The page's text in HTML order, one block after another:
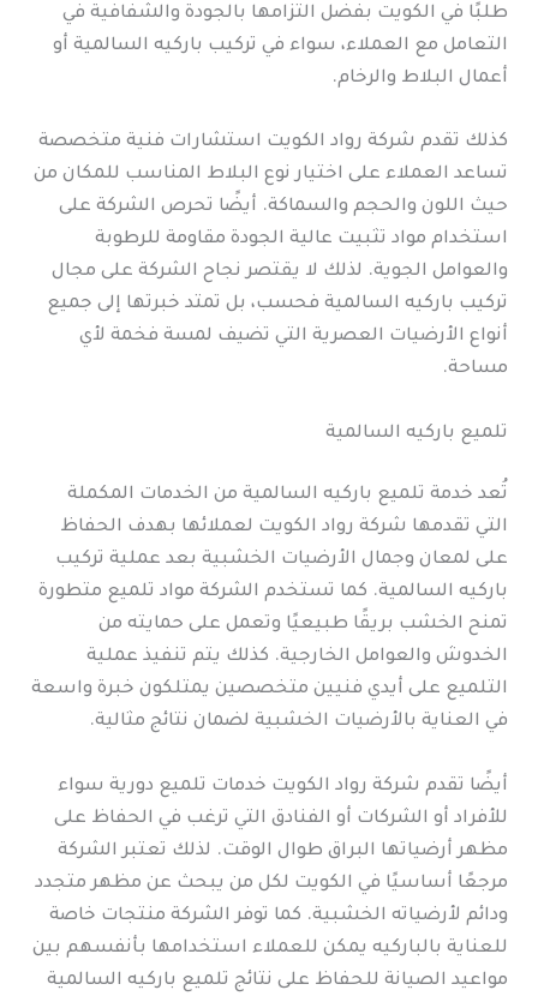
طلبًا في الكويت بفضل التزامها بالجودة والشفافية في
التعامل مع العملاء، سواء في تركيب باركيه السالمية أو
أعمال البلاط والرخام.
كذلك تقدم شركة رواد الكويت استشارات فنية متخصصة
تساعد العملاء على اختيار نوع البلاط المناسب للمكان من
حيث اللون والحجم والسماكة. أيضًا تحرص الشركة على
استخدام مواد تثبيت عالية الجودة مقاومة للرطوبة
والعوامل الجوية. لذلك لا يقتصر نجاح الشركة على مجال
تركيب باركيه السالمية فحسب، بل تمتد خبرتها إلى جميع
أنواع الأرضيات العصرية التي تضيف لمسة فخمة لأي
مساحة.
تلميع باركيه السالمية
تُعد خدمة تلميع باركيه السالمية من الخدمات المكملة
التي تقدمها شركة رواد الكويت لعملائها بهدف الحفاظ
على لمعان وجمال الأرضيات الخشبية بعد عملية تركيب
باركيه السالمية. كما تستخدم الشركة مواد تلميع متطورة
تمنح الخشب بريقًا طبيعيًا وتعمل على حمايته من
الخدوش والعوامل الخارجية. كذلك يتم تنفيذ عملية
التلميع على أيدي فنيين متخصصين يمتلكون خبرة واسعة
في العناية بالأرضيات الخشبية لضمان نتائج مثالية.
أيضًا تقدم شركة رواد الكويت خدمات تلميع دورية سواء
للأفراد أو الشركات أو الفنادق التي ترغب في الحفاظ على
مظهر أرضياتها البراق طوال الوقت. لذلك تعتبر الشركة
مرجعًا أساسيًا في الكويت لكل من يبحث عن مظهر متجدد
ودائم لأرضياته الخشبية. كما توفر الشركة منتجات خاصة
للعناية بالباركيه يمكن للعملاء استخدامها بأنفسهم بين
مواعيد الصيانة للحفاظ على نتائج تلميع باركيه السالمية